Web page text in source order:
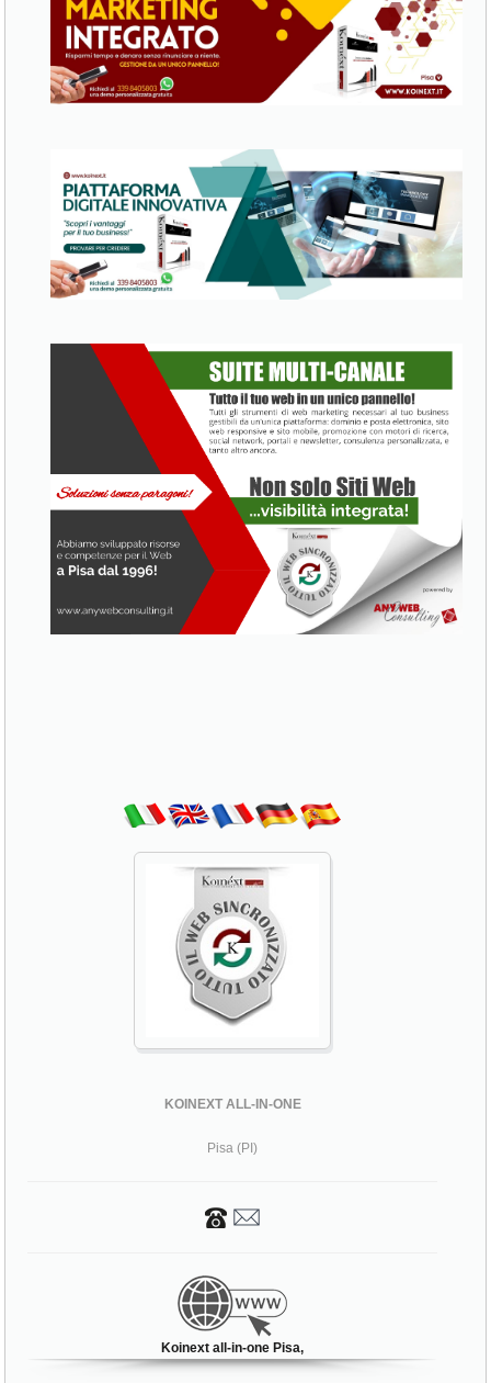
KOINEXT ALL-IN-ONE
Pisa (PI)
Koinext all-in-one Pisa,